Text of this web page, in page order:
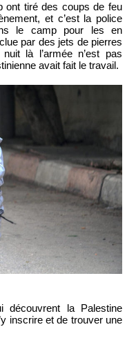
ont tiré des coups de feu
et c’est la police
le camp pour les en
par des jets de pierres
là l’armée n’est pas
avait fait le travail.
la Palestine
inscrire et de trouver une